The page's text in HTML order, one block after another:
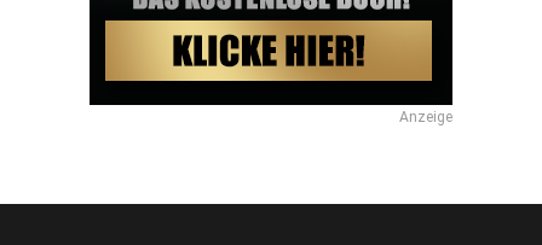
Anzeige